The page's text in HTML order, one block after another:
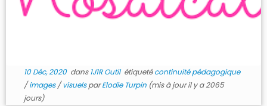
10 Déc, 2020dans1J1R Outil étiquetécontinuité pédagogique
/images/visuelsparElodie Turpin(mis à jour il y a 2065
jours)